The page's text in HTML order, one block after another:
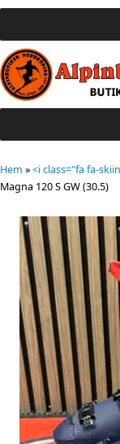
Hem »<i class="fa fa-
Magna 120 S GW (30.5)